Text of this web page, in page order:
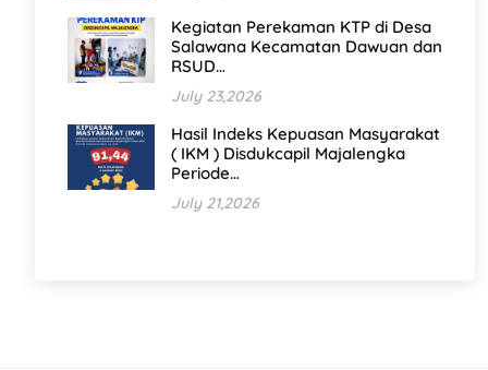
Kegiatan Perekaman KTP di Desa
Salawana Kecamatan Dawuan dan
RSUD…
July 23,2026
Hasil Indeks Kepuasan Masyarakat
( IKM ) Disdukcapil Majalengka
Periode…
July 21,2026